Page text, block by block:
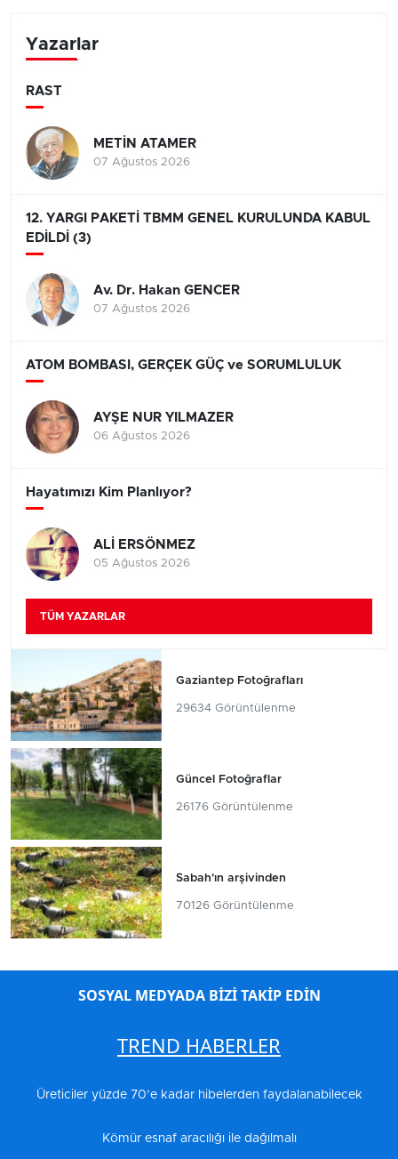
Yazarlar
RAST
METİN ATAMER
07 Ağustos 2026
12. YARGI PAKETİ TBMM GENEL KURULUNDA KABUL
EDİLDİ (3)
Av. Dr. Hakan GENCER
07 Ağustos 2026
ATOM BOMBASI, GERÇEK GÜÇ ve SORUMLULUK
AYŞE NUR YILMAZER
06 Ağustos 2026
Hayatımızı Kim Planlıyor?
ALİ ERSÖNMEZ
05 Ağustos 2026
TÜM YAZARLAR
Gaziantep Fotoğrafları
29634 Görüntülenme
Güncel Fotoğraflar
26176 Görüntülenme
Sabah'ın arşivinden
70126 Görüntülenme
SOSYAL MEDYADA BİZİ TAKİP EDİN
TREND HABERLER
Üreticiler yüzde 70’e kadar hibelerden faydalanabilecek
Kömür esnaf aracılığı ile dağılmalı